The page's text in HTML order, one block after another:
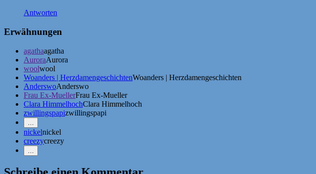
Antworten
Erwähnungen
agathaagatha
AuroraAurora
woolwool
Woanders | HerzdamengeschichtenWoanders | Herzdamengeschichten
AnderswoAnderswo
Frau Ex-MuellerFrau Ex-Mueller
Clara HimmelhochClara Himmelhoch
zwillingspapizwillingspapi
Erwähnungen
zeigen
nickelnickel
creezycreezy
Erwähnungen